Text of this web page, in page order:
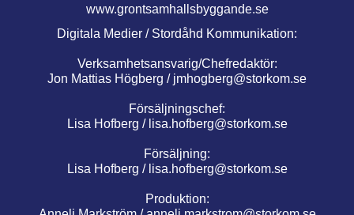
www.grontsamhallsbyggande.se
Digitala Medier / Stordåhd Kommunikation:
Verksamhetsansvarig/Chefredaktör:
Jon Mattias Högberg / jmhogberg@storkom.se
Försäljningschef:
Lisa Hofberg / lisa.hofberg@storkom.se
Försäljning:
Lisa Hofberg / lisa.hofberg@storkom.se
Produktion: